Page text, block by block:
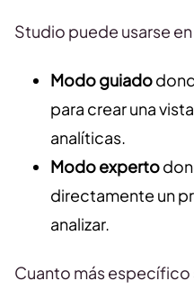
Studio puede usarse
Modo guiado
para crear una
analíticas.
Modo experto
directamente un
analizar.
Cuanto más específico